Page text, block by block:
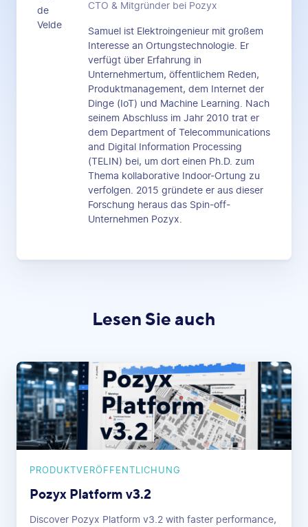
CTO & Mitgründer bei Pozyx
Samuel ist Elektroingenieur mit großem
Interesse an Ortungstechnologie. Er
verfügt über Erfahrung in
Unternehmertum, öffentlichem Reden,
Produktmanagement, dem Internet der
Dinge (IoT) und Machine Learning. Nach
seinem Abschluss im Jahr 2010 trat er
dem Department of Telecommunications
and Digital Information Processing
(TELIN) bei, um dort einen Ph.D. zum
Thema kollaborative Indoor-Ortung zu
verfolgen. 2015 gründete er aus dieser
Forschung heraus das Spin-off-
Unternehmen Pozyx.
Lesen Sie auch
PRODUKTVERÖFFENTLICHUNG
Pozyx Platform v3.2
Discover Pozyx Platform v3.2 with faster performance,